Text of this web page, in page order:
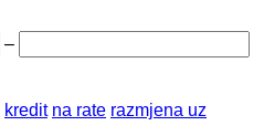
–
kredit na rate razmjena uz